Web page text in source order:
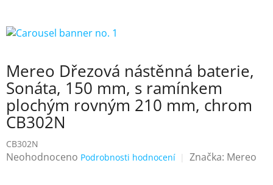
Mereo Dřezová nástěnná baterie,
Sonáta, 150 mm, s ramínkem
plochým rovným 210 mm, chrom
CB302N
CB302N
Průměrné
Neohodnoceno Podrobnosti hodnocení Značka: Mereo